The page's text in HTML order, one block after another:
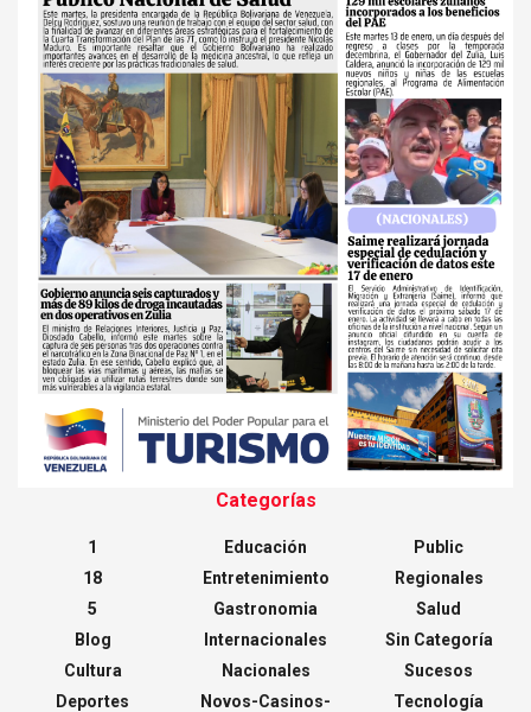
Categorías
1
18
5
Blog
Cultura
Deportes
Educación
Entretenimiento
Gastronomia
Internacionales
Nacionales
Novos-Casinos-
Public
Regionales
Salud
Sin Categoría
Sucesos
Tecnología